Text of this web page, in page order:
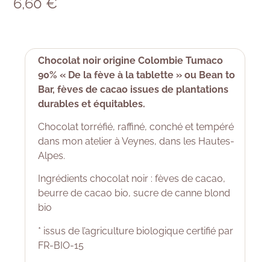
Chocolat noir origine Colombie Tumaco
90% « De la fève à la tablette » ou Bean to
Bar, fèves de cacao issues de plantations
durables et équitables.
Chocolat torréfié, raffiné, conché et tempéré
dans mon atelier à Veynes, dans les Hautes-
Alpes.
Ingrédients chocolat noir : fèves de cacao,
beurre de cacao bio, sucre de canne blond
bio
* issus de l’agriculture biologique certifié par
FR-BIO-15